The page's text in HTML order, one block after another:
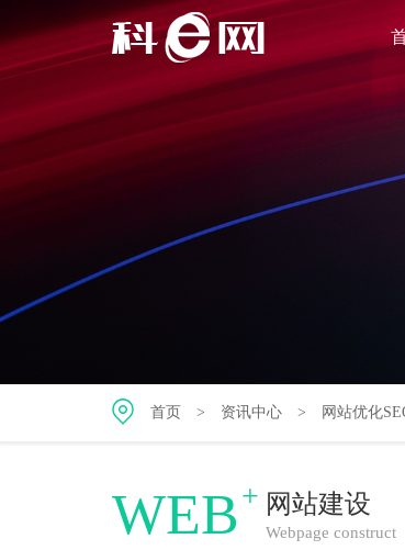
首页 > 资讯中心 > 网站优化
WEB+ 网站建设
Webpage construct